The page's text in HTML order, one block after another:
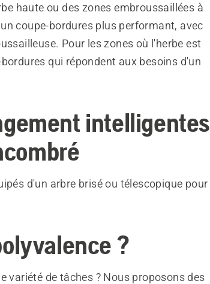
haute ou des zones embroussaillées à
coupe-bordures plus performant, avec
Pour les zones où l'herbe est
qui répondent aux besoins d'un
intelligentes
d'un arbre brisé ou télescopique pour
?
variété de tâches ? Nous proposons des